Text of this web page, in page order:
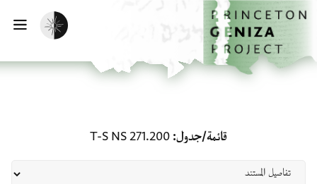
إلى المحتوى الرئيسي
الرئيسية
تفعيل الوضع المظلم
قائمة/جدول T-S NS 271.200